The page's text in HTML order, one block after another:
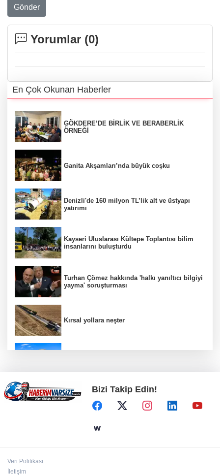
Gönder
Yorumlar (0)
En Çok Okunan Haberler
GÖKDERE’DE BİRLİK VE BERABERLİK
ÖRNEĞİ
Ganita Akşamları’nda büyük coşku
Denizli'de 160 milyon TL’lik alt ve üstyapı
yatırımı
Kayseri Uluslarası Kültepe Toplantısı bilim
insanlarını buluşturdu
Turhan Çömez hakkında 'halkı yanıltıcı bilgiyi
yayma' soruşturması
Kırsal yollara neşter
Bodrum’da Ferrari’li deniz keyfi!
Kayseri Uluslararası Âşık Seyrani Kültür ve
Bizi Takip Edin!
Veri Politikası
İletişim